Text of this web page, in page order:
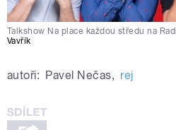
Talkshow Na place každou středu na
Vavřík
autoři: Pavel Nečas, rej